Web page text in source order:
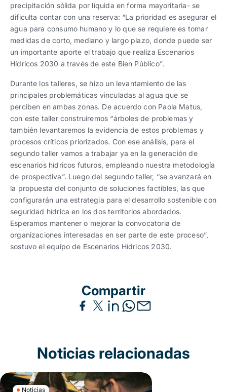
precipitación sólida por líquida en forma mayoritaria- se
dificulta contar con una reserva: “La prioridad es asegurar el
agua para consumo humano y lo que se requiere es tomar
medidas de corto, mediano y largo plazo, donde puede ser
un importante aporte el trabajo que realiza Escenarios
Hídricos 2030 a través de este Bien Público”.
Durante los talleres, se hizo un levantamiento de las
principales problemáticas vinculadas al agua que se
perciben en ambas zonas. De acuerdo con Paola Matus,
con este taller construiremos “árboles de problemas y
también levantaremos la evidencia de estos problemas y
procesos críticos priorizados. Con ese análisis, para el
segundo taller vamos a trabajar ya en la generación de
escenarios hídricos futuros, empleando nuestra metodología
de prospectiva”. Luego del segundo taller, “se avanzará en
la propuesta del conjunto de soluciones factibles, las que
configurarán una estrategia para el desarrollo sostenible con
seguridad hídrica en los dos territorios abordados.
Esperamos mantener o mejorar la convocatoria de
organizaciones interesadas en ser parte de este proceso”,
sostuvo el equipo de Escenarios Hídricos 2030.
Compartir
Noticias relacionadas
Noticias